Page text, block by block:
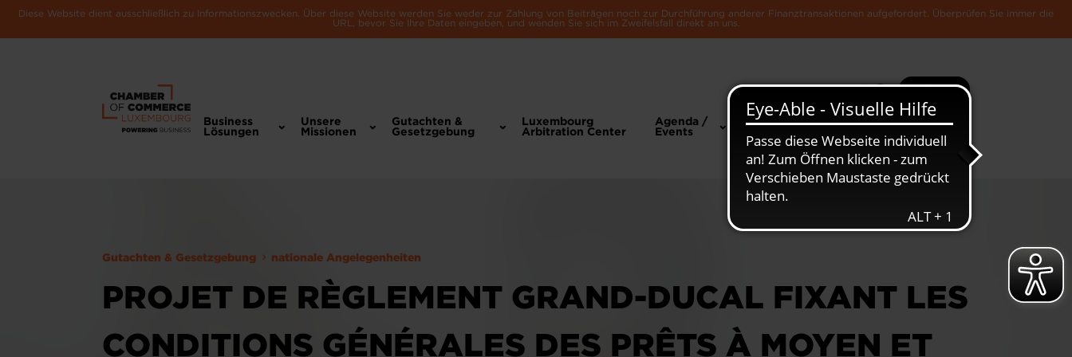
Diese Website dient ausschließlich zu Informationszwecken. Über diese Website werden Sie weder zur Zahlung von Beiträgen noch zur Durchführung anderer Finanztransaktionen aufgefordert. Überprüfen Sie immer die
URL, bevor Sie Ihre Daten eingeben, und wenden Sie sich im Zweifelsfall direkt an uns.
Suche Mehr
Business
Lösungen
Unsere
Missionen
Gutachten &
Gesetzgebung
Luxembourg
Arbitration Center
Agenda /
Events
News &
Die Luxemburger
Gutachten & Gesetzgebung nationale Angelegenheiten
PROJET DE RÈGLEMENT GRAND-DUCAL FIXANT LES
CONDITIONS GÉNÉRALES DES PRÊTS À MOYEN ET